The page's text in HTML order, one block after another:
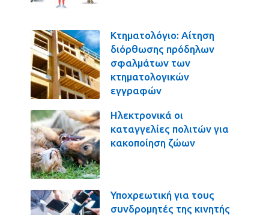
Κτηματολόγιο: Αίτηση
διόρθωσης πρόδηλων
σφαλμάτων των
κτηματολογικών
εγγραφών
Ηλεκτρονικά οι
καταγγελίες πολιτών για
κακοποίηση ζώων
Υποχρεωτική για τους
συνδρομητές της κινητής